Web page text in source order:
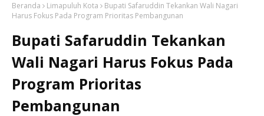
Beranda Limapuluh Kota
Bupati Safaruddin Tekankan Wali Nagari
Harus Fokus Pada Program Prioritas Pembangunan
Bupati Safaruddin Tekankan
Wali Nagari Harus Fokus Pada
Program Prioritas
Pembangunan